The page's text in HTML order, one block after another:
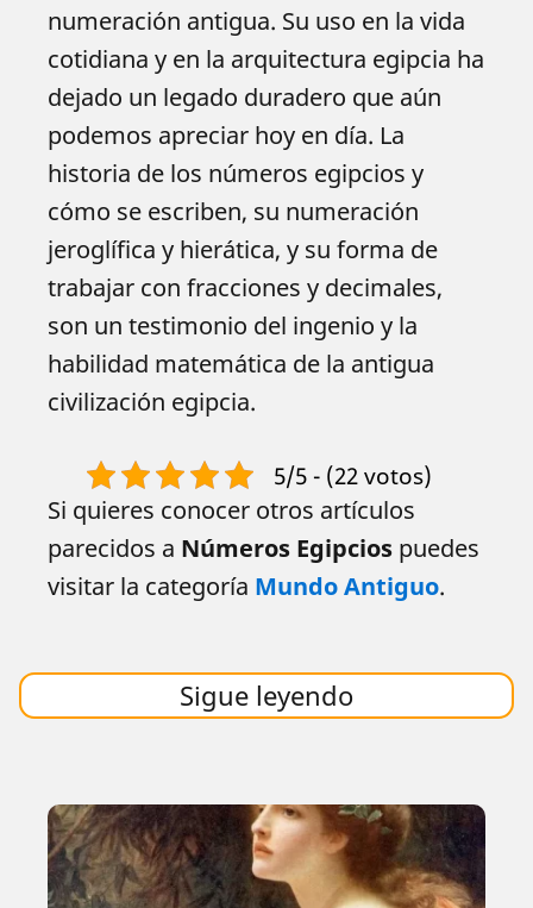
numeración antigua. Su uso en la vida
cotidiana y en la arquitectura egipcia ha
dejado un legado duradero que aún
podemos apreciar hoy en día. La
historia de los números egipcios y
cómo se escriben, su numeración
jeroglífica y hierática, y su forma de
trabajar con fracciones y decimales,
son un testimonio del ingenio y la
habilidad matemática de la antigua
civilización egipcia.
5/5 - (22 votos)
Si quieres conocer otros artículos
parecidos a Números Egipcios puedes
visitar la categoría Mundo Antiguo.
Sigue leyendo